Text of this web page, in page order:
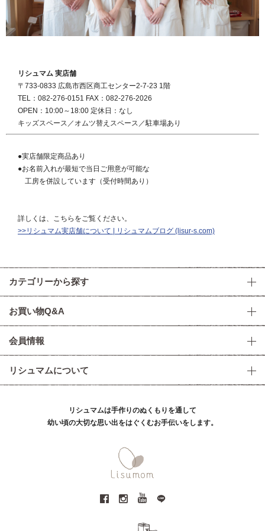
リシュマム 実店舗
〒733-0833 広島市西区商工センター2-7-23 1階
TEL：082-276-0151 FAX：082-276-2026
OPEN：10:00～18:00 定休日：なし
キッズスペース／オムツ替えスペース／駐車場あり
●実店舗限定商品あり
●お名前入れが最短で当日ご用意が可能な
工房を併設しています（受付時間あり）
詳しくは、こちらをご覧ください。
>>リシュマム実店舗について | リシュマムブログ (lisur-s.com)
カテゴリーから探す
お買い物Q&A
会員情報
リシュマムについて
リシュマムは手作りのぬくもりを通して
幼い頃の大切な思い出をはぐくむお手伝いをします。